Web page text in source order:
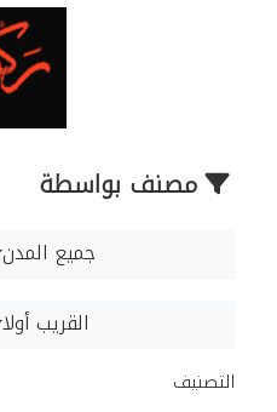
مصنف بواسطة
جميع المدن
القريب أولا
التصنيف